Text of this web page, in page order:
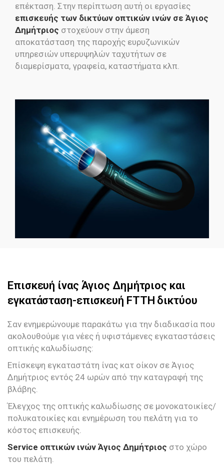
επέκταση. Στην περίπτωση αυτή οι εργασίες
επισκευής των δικτύων οπτικών ινών σε Άγιος
Δημήτριος στοχεύουν στην άμεση
αποκατάσταση της παροχής ευρυζωνικών
υπηρεσιών υπερυψηλών ταχυτήτων σε
διαμερίσματα, γραφεία, καταστήματα κλπ.
Επισκευή ίνας Άγιος Δημήτριος και
εγκατάσταση-επισκευή FTTH δικτύου
Σαν ενημερώνουμε παρακάτω για την διαδικασία που
ακολουθούμε για νέες ή υφιστάμενες εγκαταστάσεις
οπτικής καλωδίωσης:
Επίσκεψη εγκαταστάτη ίνας κατ οίκον σε Άγιος
Δημήτριος εντός 24 ωρών από την καταγραφή της
βλάβης.
Έλεγχος της οπτικής καλωδίωσης σε μονοκατοικίες/
πολυκατοικίες και ενημέρωση του πελάτη για το
κόστος επισκευής.
Service οπτικών ινών Άγιος Δημήτριος στο χώρο
του πελάτη.